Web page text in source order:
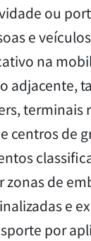
ou
e
na
adjacente,
terminais
centros de
de
e
por